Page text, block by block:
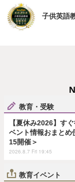
子供英語
教育・受験
【夏休み2026】す
ベント情報おまとめ
15開催＞
2026.8.7 Fri 19:45
教育イベント